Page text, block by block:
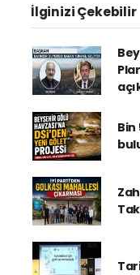
İlginizi Çekebilir